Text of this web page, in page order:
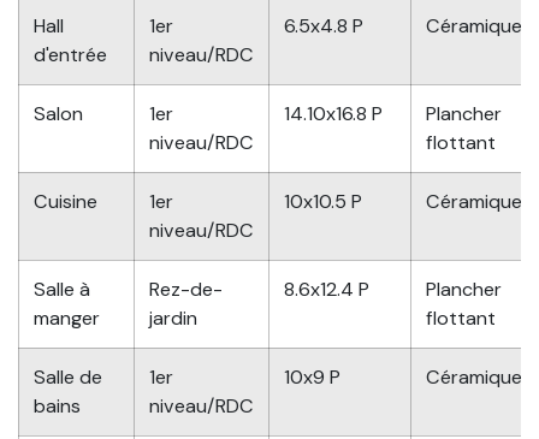
Hall
d'entrée
1er
niveau/RDC
6.5x4.8 P Céramique
Salon
1er
niveau/RDC
14.10x16.8 P
Plancher
flottant
Cuisine
1er
niveau/RDC
10x10.5 P Céramique
Salle à
manger
Rez-de-
jardin
8.6x12.4 P
Plancher
flottant
Salle de
bains
1er
niveau/RDC
10x9 P Céramique